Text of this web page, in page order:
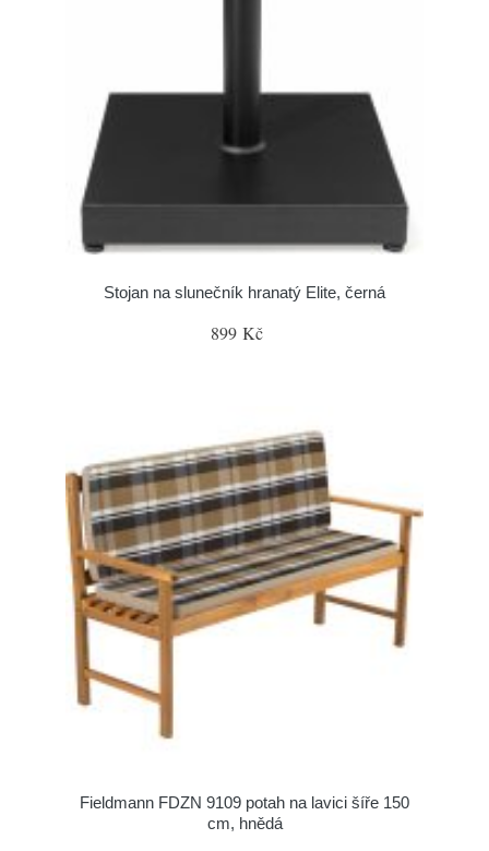
Stojan na slunečník hranatý Elite, černá
899 Kč
Fieldmann FDZN 9109 potah na lavici šíře 150
cm, hnědá